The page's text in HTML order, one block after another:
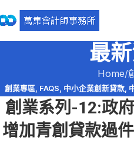
最
Home
創業專區, FAQS, 中小企業創新貸款,
府,政府補助, 稅務法規,青
創業系列-12:政
增加青創貸款過